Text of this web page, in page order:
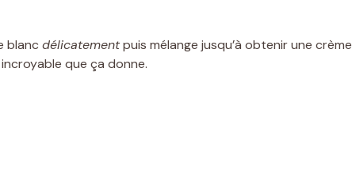
blanc délicatementpuis mélange jusqu’à obtenir une crème
que ça donne.